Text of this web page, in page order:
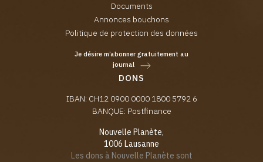
Documents
Annonces bouchons
Politique de protection des données
Je désire m’abonner gratuitement au
journal
DONS
IBAN: CH12 0900 0000 1800 5792 6
BANQUE: Postfinance
Nouvelle Planète,
1006 Lausanne
Les dons à Nouvelle Planète sont